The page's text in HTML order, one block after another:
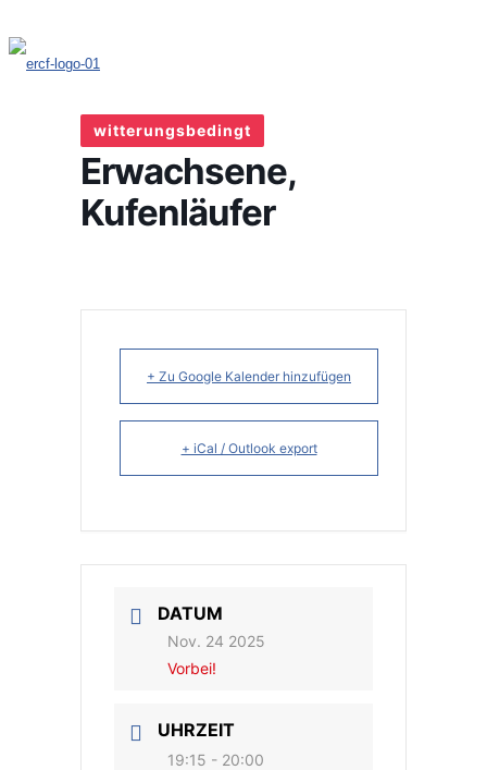
witterungsbedingt
Erwachsene,
Kufenläufer
+ Zu Google Kalender hinzufügen
+ iCal / Outlook export
DATUM
Nov. 24 2025
Vorbei!
UHRZEIT
19:15 - 20:00